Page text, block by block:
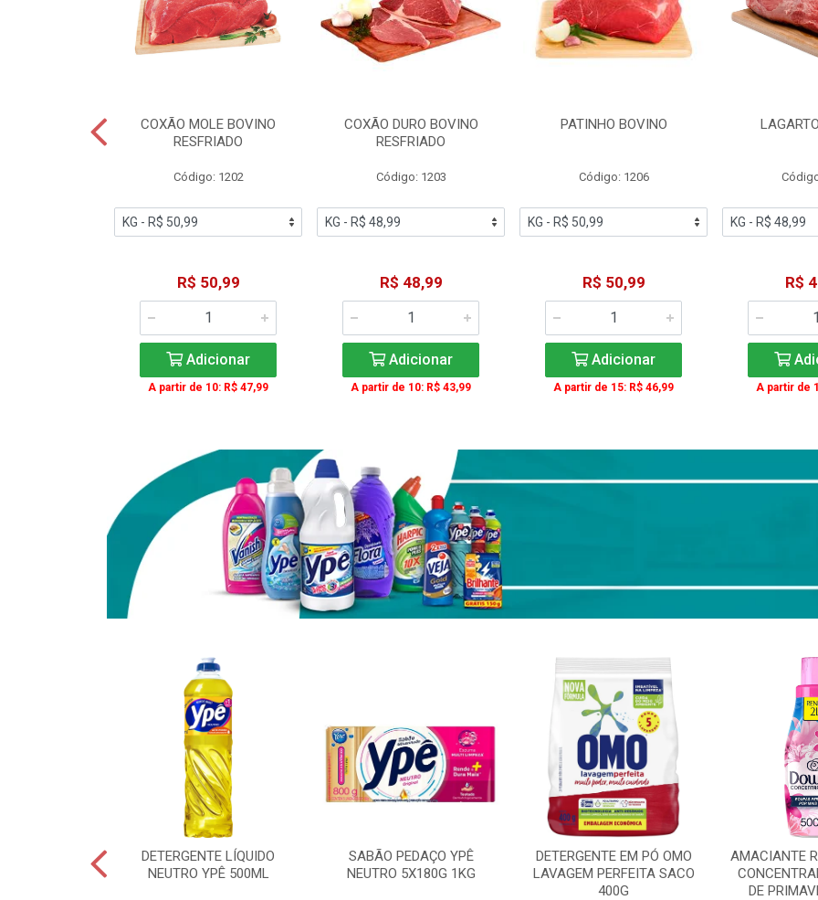
COXÃO MOLE BOVINO
RESFRIADO
Código: 1202
R$ 50,99
Adicionar
A partir de 10: R$ 47,99
COXÃO DURO BOVINO
RESFRIADO
Código: 1203
R$ 48,99
Adicionar
A partir de 10: R$ 43,99
PATINHO BOVINO
Código: 1206
R$ 50,99
Adicionar
A partir de 15: R$ 46,99
R$
A partir de
DETERGENTE LÍQUIDO
NEUTRO YPÊ 500ML
SABÃO PEDAÇO YPÊ
NEUTRO 5X180G 1KG
DETERGENTE EM PÓ OMO
LAVAGEM PERFEITA SACO
400G
AMACIANTE
DE